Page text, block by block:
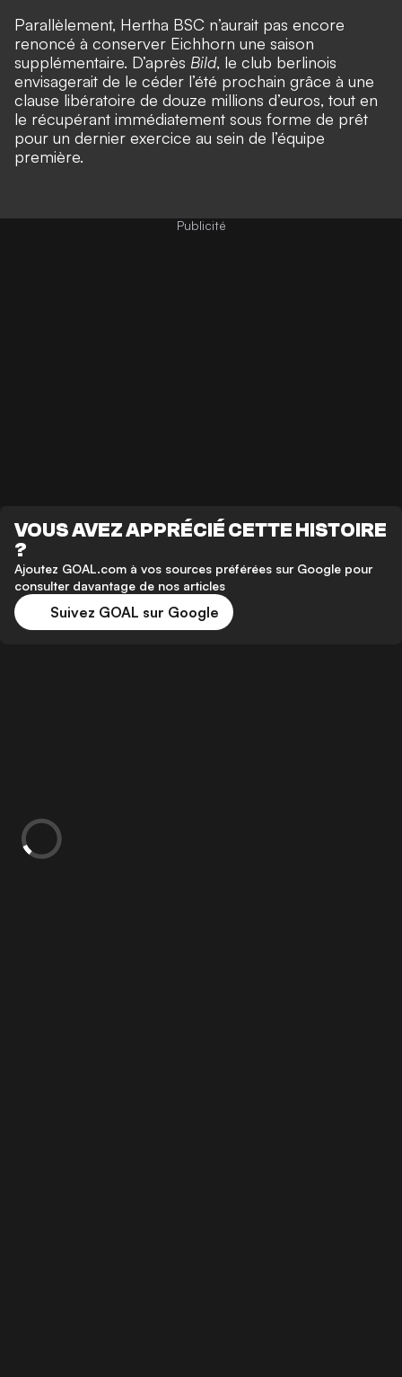
Parallèlement, Hertha BSC n’aurait pas encore
renoncé à conserver Eichhorn une saison
supplémentaire. D’après Bild, le club berlinois
envisagerait de le céder l’été prochain grâce à une
clause libératoire de douze millions d’euros, tout en
le récupérant immédiatement sous forme de prêt
pour un dernier exercice au sein de l’équipe
première.
VOUS AVEZ APPRÉCIÉ CETTE HISTOIRE
?
Ajoutez GOAL.com à vos sources préférées sur Google pour
consulter davantage de nos articles
Suivez GOAL sur Google